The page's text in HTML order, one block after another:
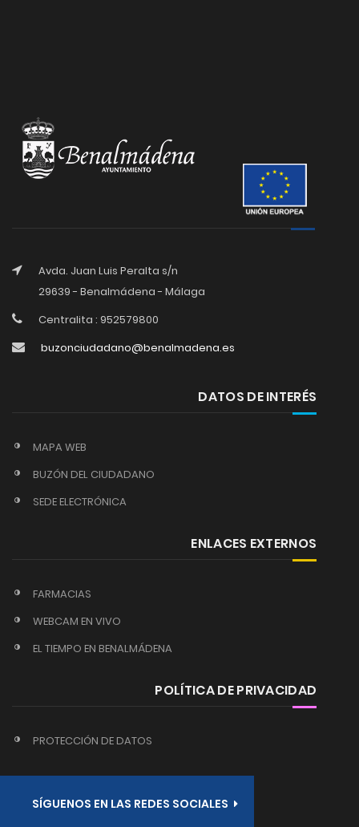
Avda. Juan Luis Peralta s/n
29639 - Benalmádena - Málaga
Centralita : 952579800
buzonciudadano@benalmadena.es
DATOS DE INTERÉS
MAPA WEB
BUZÓN DEL CIUDADANO
SEDE ELECTRÓNICA
ENLACES EXTERNOS
FARMACIAS
WEBCAM EN VIVO
EL TIEMPO EN BENALMÁDENA
POLÍTICA DE PRIVACIDAD
PROTECCIÓN DE DATOS
SÍGUENOS EN LAS REDES SOCIALES